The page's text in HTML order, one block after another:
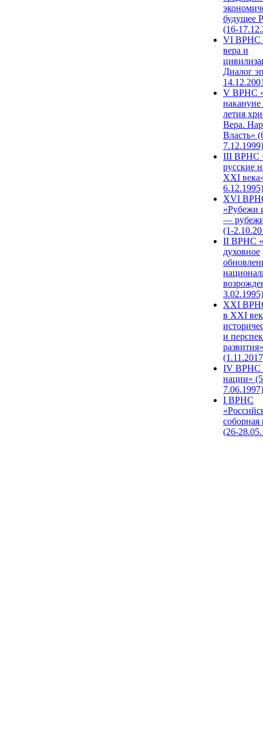
будущее
(16-
VI ВРНС
вера и
Диалог
V ВРНС
накануне
летия
Вера.
Власть»
7.12.1999)
III ВРНС
русские
XXI
6.12.1995)
XVI
«Рубежи
—
(1-
II ВРНС
духовное
3.02.1995)
XХI
в XXI
и
развития»
IV ВРНС
нации»
7.06.1997)
I ВРНС
(26-